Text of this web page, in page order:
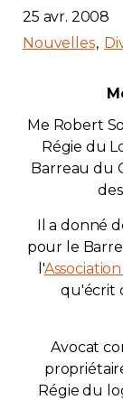
25 avr. 2008
Nouvelles
Me Robert
Régie du
Barreau du
Il a donné
pour le
l'
qu'écrit
Avocat
Régie du